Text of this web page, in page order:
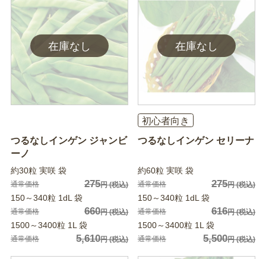
つるなしインゲン ジャンビ
ーノ
約30粒 実咲 袋
通常価格 275円(税込)
150～340粒 1dL 袋
通常価格 660円(税込)
1500～3400粒 1L 袋
通常価格 5,610円(税込)
初心者向き
つるなしインゲン セリーナ
約60粒 実咲 袋
通常価格 275円(税込)
150～340粒 1dL 袋
通常価格 616円(税込)
1500～3400粒 1L 袋
通常価格 5,500円(税込)